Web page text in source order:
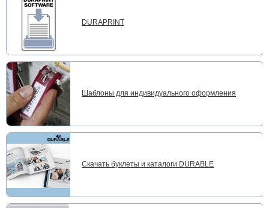
DURAPRINT
Шаблоны для индивидуального оформления
Скачать буклеты и каталоги DURABLE